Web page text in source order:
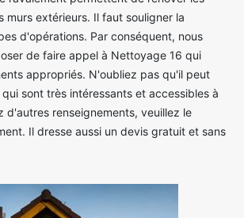
murs extérieurs. Il faut souligner la
d'opérations. Par conséquent, nous
de faire appel à Nettoyage 16 qui
appropriés. N'oubliez pas qu'il peut
sont très intéressants et accessibles à
d'autres renseignements, veuillez le
Il dresse aussi un devis gratuit et sans